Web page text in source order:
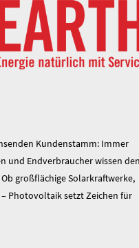
Kundenstamm: Immer
und Endverbraucher wissen
großflächige Solarkraftwerke,
Photovoltaik setzt Zeichen für